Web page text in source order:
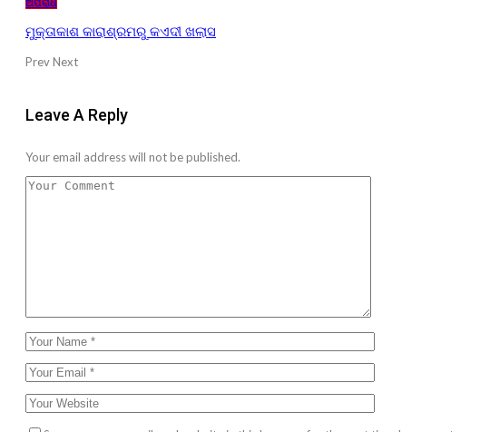
ଅପରାଧ
ମୁକ୍ତାକାଶ କାରାଶ୍ରମରୁ କଏଦୀ ଖଲାସ
PrevNext
Leave A Reply
Your email address will not be published.